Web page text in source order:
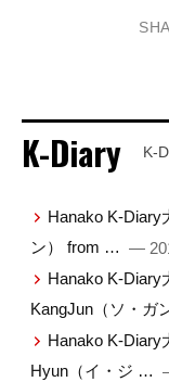
K-Diary K-
Hanako K-
ン） from … —
Hanako K-
KangJun（ソ・ガ
Hanako K-
Hyun（イ・ジ …